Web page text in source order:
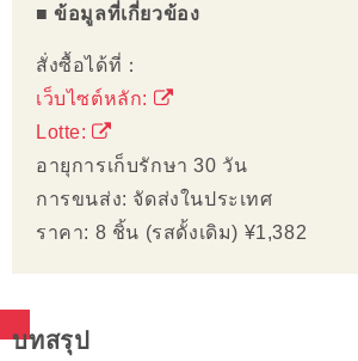
■ ข้อมูลที่เกี่ยวข้อง
สั่งซื้อได้ที่：
เว็บไซต์หลัก:
Lotte:
อายุการเก็บรักษา 30 วัน
การขนส่ง: จัดส่งในประเทศ
ราคา: 8 ชิ้น (รสดั้งเดิม) ¥1,382
บทสรุป